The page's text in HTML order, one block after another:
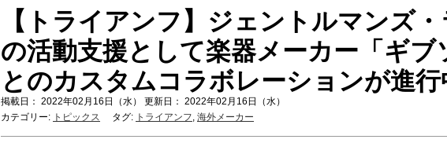
【トライアンフ】ジェントルマンズ
の活動支援として楽器メーカー「ギブ
とのカスタムコラボレーションが進行
掲載日： 2022年02月16日（水） 更新日： 2022年02月16日（水）
カテゴリー: トピックス タグ: トライアンフ, 海外メーカー